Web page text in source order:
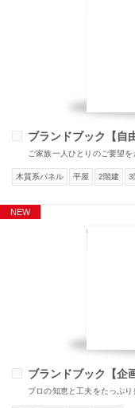
ブランドブック【自
ご家族一人ひとりのご要望
木質系パネル 平屋 2階建 3
ブランドブック【企
プロの知恵と工夫をたっぷ